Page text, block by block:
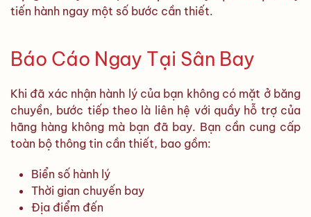
tiến hành ngay một số bước cần thiết.
Báo Cáo Ngay Tại Sân Bay
Khi đã xác nhận hành lý của bạn không có mặt ở băng
chuyền, bước tiếp theo là liên hệ với quầy hỗ trợ của
hãng hàng không mà bạn đã bay. Bạn cần cung cấp
toàn bộ thông tin cần thiết, bao gồm:
Biển số hành lý
Thời gian chuyến bay
Địa điểm đến